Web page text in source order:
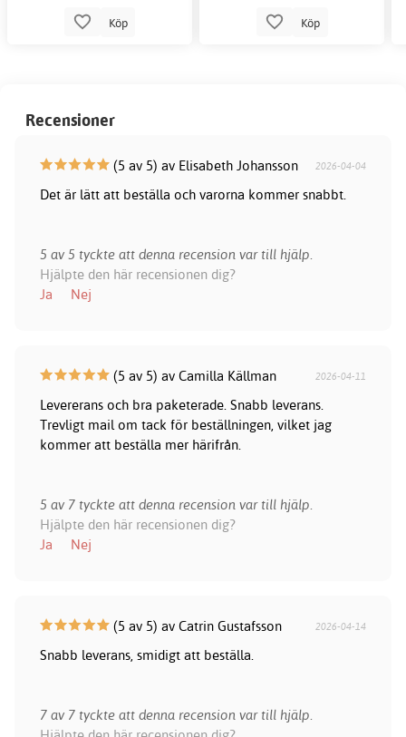
Köp Köp
Recensioner
(5 av 5) av Elisabeth Johansson 2026-04-04
Det är lätt att beställa och varorna kommer snabbt.
5 av 5 tyckte att denna recension var till hjälp.
Hjälpte den här recensionen dig?
Ja
Nej
(5 av 5) av Camilla Källman 2026-04-11
Levererans och bra paketerade. Snabb leverans.
Trevligt mail om tack för beställningen, vilket jag
kommer att beställa mer härifrån.
5 av 7 tyckte att denna recension var till hjälp.
Hjälpte den här recensionen dig?
Ja
Nej
(5 av 5) av Catrin Gustafsson 2026-04-14
Snabb leverans, smidigt att beställa.
7 av 7 tyckte att denna recension var till hjälp.